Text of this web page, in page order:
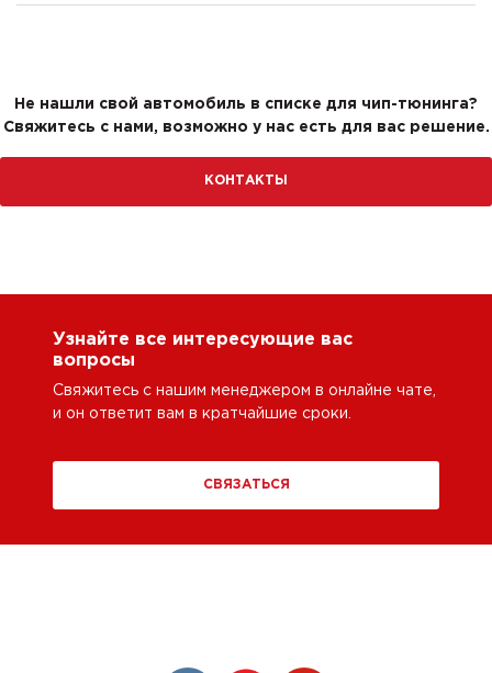
Не нашли свой автомобиль в списке для чип-тюнинга?
Свяжитесь с нами, возможно у нас есть для вас решение.
КОНТАКТЫ
Узнайте все интересующие вас
вопросы
Свяжитесь с нашим менеджером в онлайне чате,
и он ответит вам в кратчайшие сроки.
СВЯЗАТЬСЯ